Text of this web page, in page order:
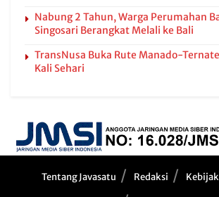
Nabung 2 Tahun, Warga Perumahan
Singosari Berangkat Melali ke Bali
TransNusa Buka Rute Manado-
Kali Sehari
Tentang Javasatu Redaksi